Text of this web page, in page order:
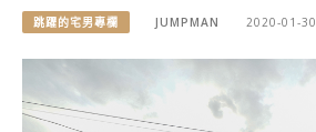
跳躍的宅男專欄 JUMPMAN 2020-01-30